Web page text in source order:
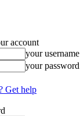
account
your username
your password
Get help